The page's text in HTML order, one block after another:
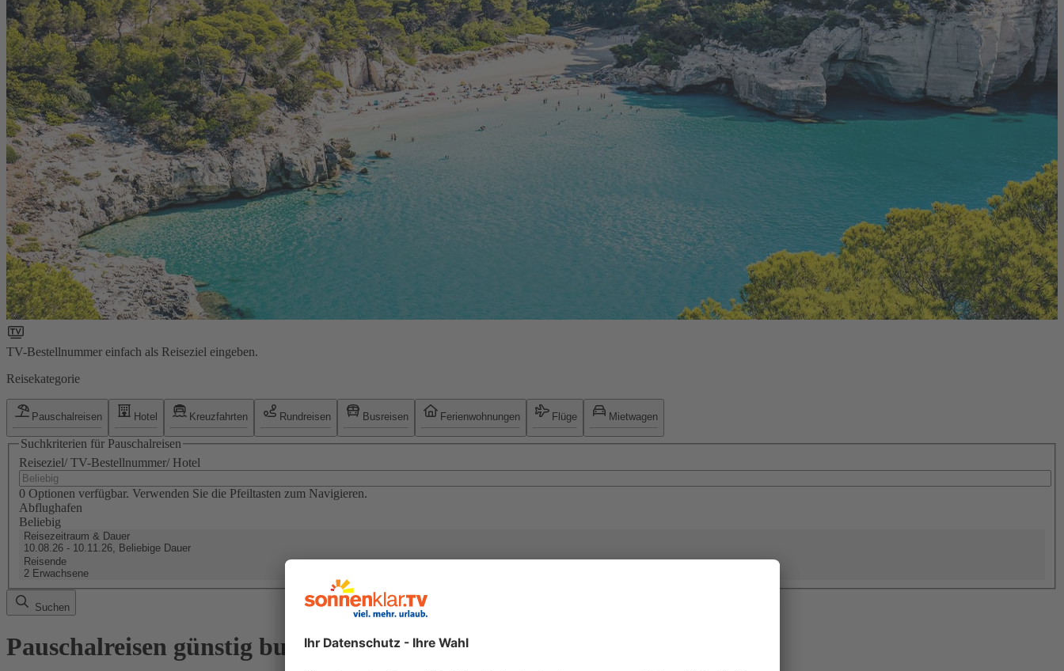
TV-Bestellnummer einfach als Reiseziel eingeben.
Reisekategorie
Pauschalreisen Hotel Kreuzfahrten Rundreisen Busreisen Ferienwohnungen Flüge Mietwagen
Suchkriterien für Pauschalreisen
Reiseziel/ TV-Bestellnummer/ Hotel
0 Optionen verfügbar. Verwenden Sie die Pfeiltasten zum Navigieren.
Abflughafen
Beliebig
Reisezeitraum & Dauer
10.08.26 - 10.11.26, Beliebige Dauer
Reisende
2 Erwachsene
Suchen
Pauschalreisen günstig buchen